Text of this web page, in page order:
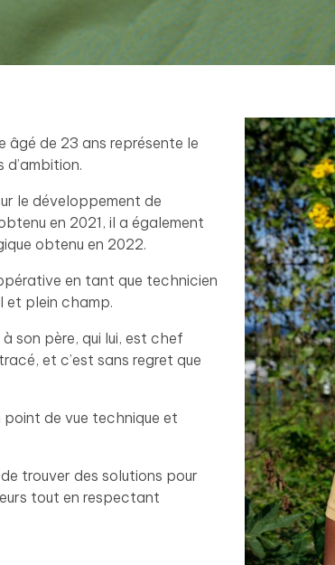
âgé de 23 ans représente le
d’ambition.
le développement de
en 2021, il a également
obtenu en 2022.
en tant que technicien
et plein champ.
son père, qui lui, est chef
et c’est sans regret que
point de vue technique et
trouver des solutions pour
tout en respectant